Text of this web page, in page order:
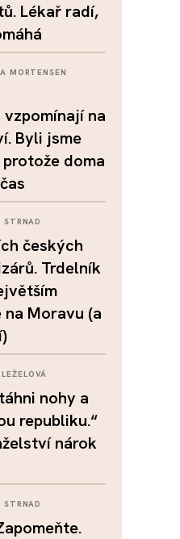
Lékař radí,
MORTENSEN
na
Byli jsme
doma
STRNAD
českých
Trdelník
Moravu (a
nohy a
republiku.“
nárok
STRNAD